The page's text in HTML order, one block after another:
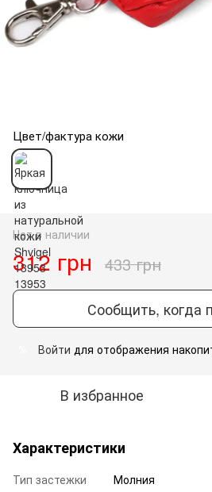
Цвет/фактура кожи
Нет в наличии
312 грн 433 грн
Сообщить, когда
Войти для отображения
В избранное
Характеристики
Тип застежки
Молния